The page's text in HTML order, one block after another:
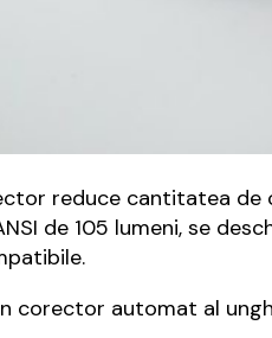
reduce cantitatea
de 105 lumeni, se
corector automat al